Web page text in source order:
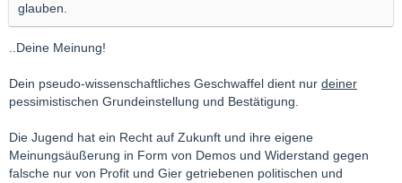
glauben.
..Deine Meinung!
Dein pseudo-wissenschaftliches Geschwaffel dient nur deiner
pessimistischen Grundeinstellung und Bestätigung.
Die Jugend hat ein Recht auf Zukunft und ihre eigene
Meinungsäußerung in Form von Demos und Widerstand gegen
falsche nur von Profit und Gier getriebenen politischen und